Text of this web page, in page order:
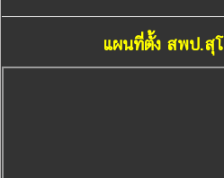
แผนที่ตั้ง สพป.สุ